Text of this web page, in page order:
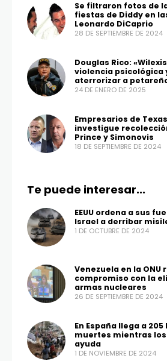
Se filtraron fotos de
fiestas de Diddy en
Leonardo DiCaprio
28 DE SEPTIEMBRE DE 2024
Douglas Rico:
violencia psicológica
aterrorizar a
24 DE ENERO DE 2025
Empresarios de
investigue
Prince y Simonovis
18 DE SEPTIEMBRE DE 2024
Te puede interesar...
EEUU ordena a sus
Israel a derribar
1 DE OCTUBRE DE 2024
Venezuela en la ONU
compromiso con la
armas nucleares
26 DE SEPTIEMBRE DE 2024
En España llega a
muertes mientras
ayuda
1 DE NOVIEMBRE DE 2024